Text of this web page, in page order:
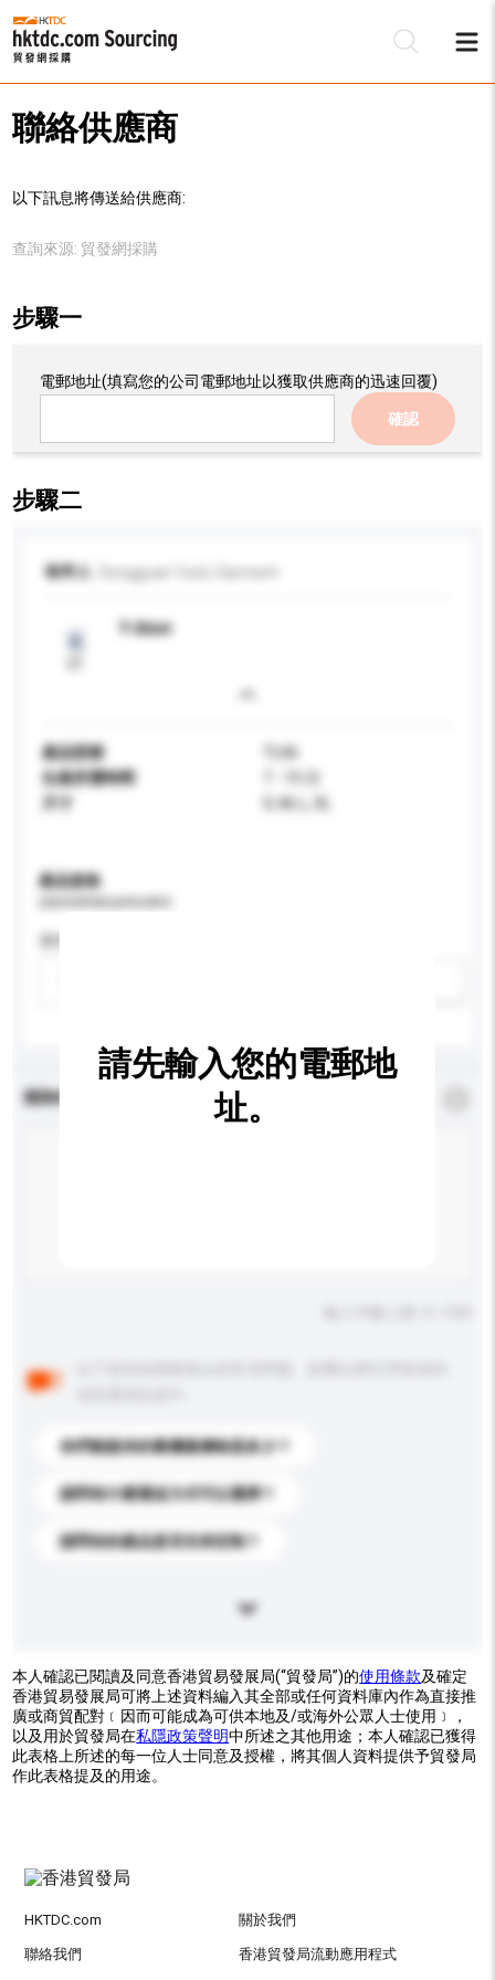
聯絡供應商
以下訊息將傳送給供應商:
查詢來源: 貿發網採購
步驟一
電郵地址(填寫您的公司電郵地址以獲取供應商的迅速回覆)
確認
步驟二
收件人 Dongguan YunLi Garment
T-Shirt
產品型號
TL06
生產所需時間
S, M, L, XL
產品規格
查詢內容
你們能提供的最優惠價格是多少？
請問有什麼運送方式可以選擇？
請問你的產品是否支持定制？
請先輸入您的電郵地
址。
本人確認已閱讀及同意香港貿易發展局(“貿發局”)的使用條款及確定
香港貿易發展局可將上述資料編入其全部或任何資料庫內作為直接推
廣或商貿配對﹝因而可能成為可供本地及/或海外公眾人士使用﹞，
以及用於貿發局在私隱政策聲明中所述之其他用途；本人確認已獲得
此表格上所述的每一位人士同意及授權，將其個人資料提供予貿發局
作此表格提及的用途。
HKTDC.com 關於我們
聯絡我們 香港貿發局流動應用程式